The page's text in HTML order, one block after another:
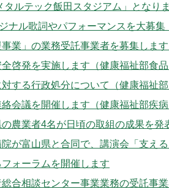
ルテック飯田スタジアム」となり
ナル歌詞やパフォーマンスを大募
業」の業務受託事業者を募集しま
啓発を実施します（健康福祉部食
する行政処分について（健康福祉部
会議を開催します（健康福祉部疾病
農業者4名が日頃の取組の成果を発
が富山県と合同で、講演会「支え
ォーラムを開催します
合相談センター事業業務の受託事